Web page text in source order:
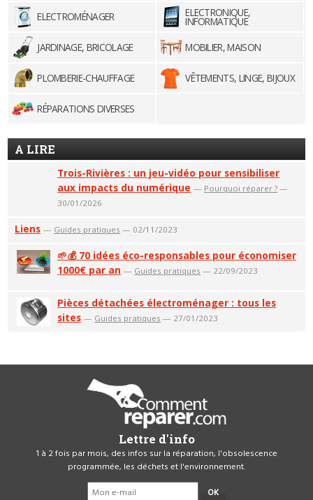
ELECTROMÉNAGER ELECTRONIQUE,
INFORMATIQUE
JARDINAGE, BRICOLAGE
MOBILIER, MAISON
PLOMBERIE-CHAUFFAGE VÊTEMENTS, LINGE, BIJOUX
RÉPARATIONS DIVERSES
A LIRE
Trois-Rivières : un jeu-vidéo pour sensibiliser
aux impacts du numérique — Pourquoi réparer ? —
30/01/2026
Liens — Guides pratiques — 02/11/2023
🌱💰 70 idées éco-responsables pour économiser
1000€ par an — Guides pratiques — 22/09/2023
Pièces détachées électroménager : tous les
sites — Guides pratiques — 27/01/2023
Lettre d'info
1 à 2 fois par mois, des infos sur la réparation, l'obsolescence
programmée, les déchets et l'environnement.
OK